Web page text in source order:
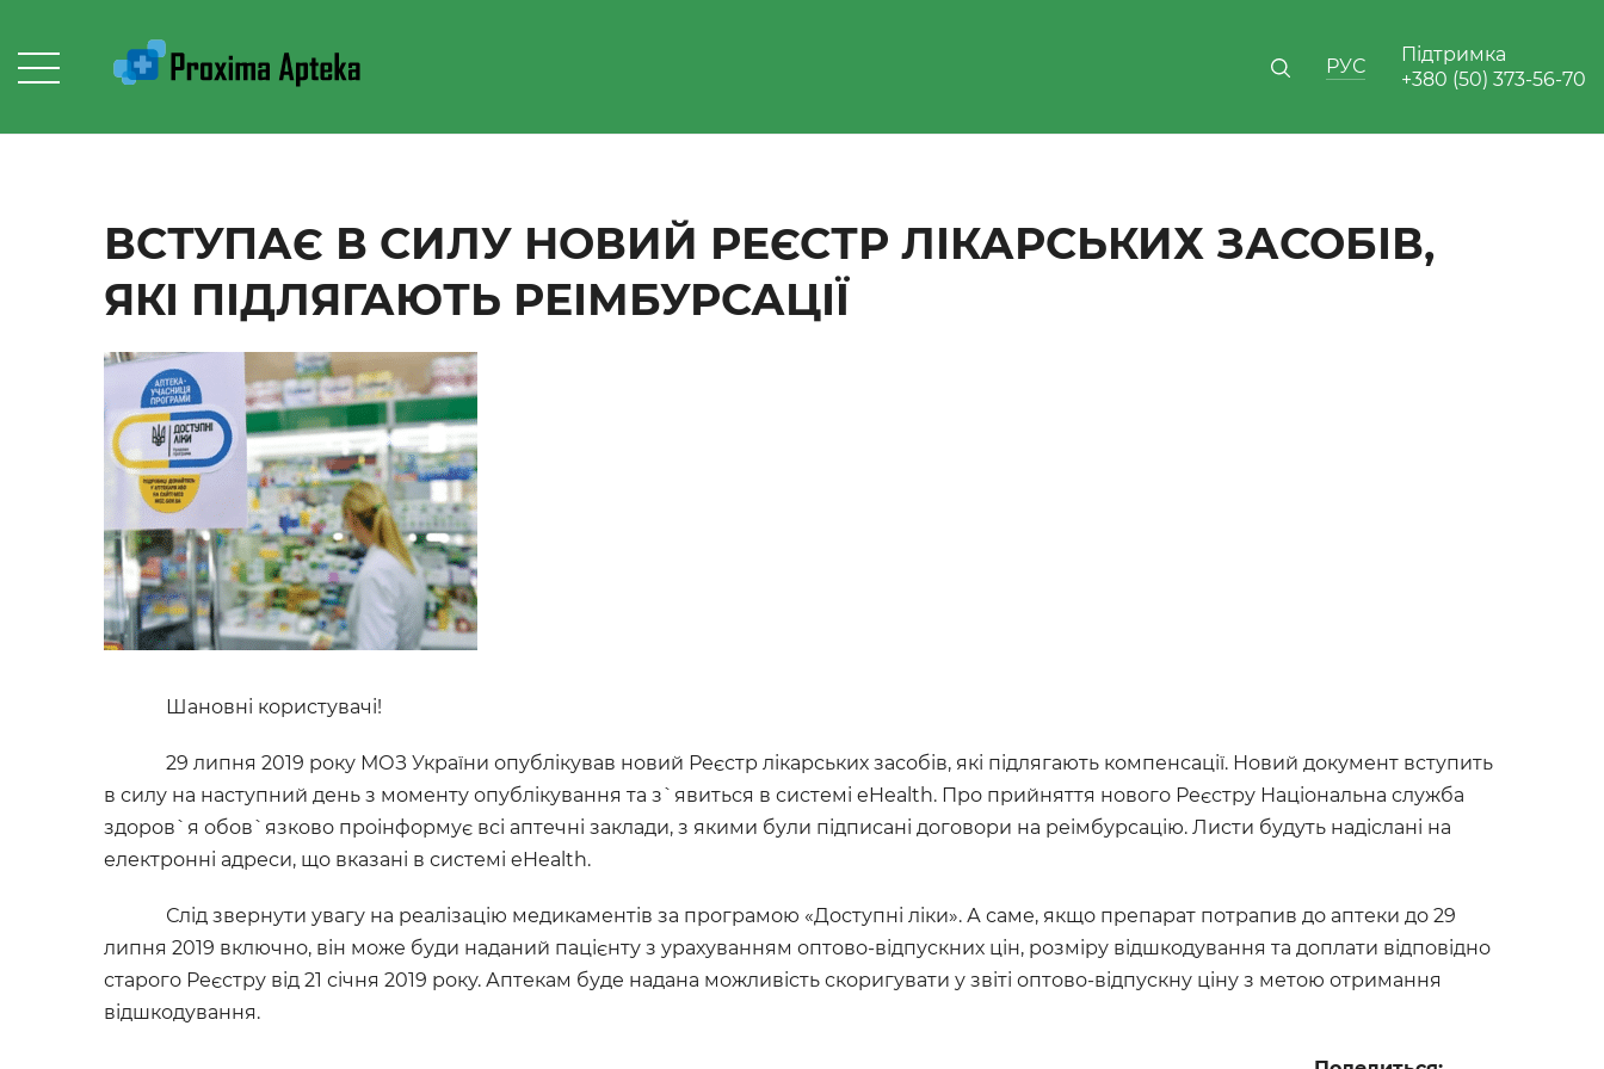
РУС
Підтримка
+380 (50) 373-56-70
ВСТУПАЄ В СИЛУ НОВИЙ РЕЄСТР ЛІКАРСЬКИХ ЗАСОБІВ,
ЯКІ ПІДЛЯГАЮТЬ РЕІМБУРСАЦІЇ
Шановні користувачі!
29 липня 2019 року МОЗ України опублікував новий Реєстр лікарських засобів, які підлягають компенсації. Новий документ вступить
в силу на наступний день з моменту опублікування та з`явиться в системі eHealth. Про прийняття нового Реєстру Національна служба
здоров`я обов`язково проінформує всі аптечні заклади, з якими були підписані договори на реімбурсацію. Листи будуть надіслані на
електронні адреси, що вказані в системі eHealth.
Слід звернути увагу на реалізацію медикаментів за програмою «Доступні ліки». А саме, якщо препарат потрапив до аптеки до 29
липня 2019 включно, він може буди наданий пацієнту з урахуванням оптово-відпускних цін, розміру відшкодування та доплати відповідно
старого Реєстру від 21 січня 2019 року. Аптекам буде надана можливість скоригувати у звіті оптово-відпускну ціну з метою отримання
відшкодування.